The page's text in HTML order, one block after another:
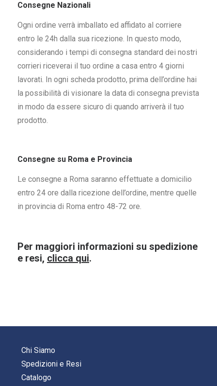
Consegne Nazionali
Ogni ordine verrà imballato ed affidato al corriere
entro le 24h dalla sua ricezione. In questo modo,
considerando i tempi di consegna standard dei nostri
corrieri riceverai il tuo ordine a casa entro 4 giorni
lavorati. In ogni scheda prodotto, prima dell’ordine hai
la possibilità di visionare la data di consegna prevista
in modo da essere sicuro di quando arriverà il tuo
prodotto.
Consegne su Roma e Provincia
Le consegne a Roma saranno effettuate a domicilio
entro 24 ore dalla ricezione dell’ordine, mentre quelle
in provincia di Roma entro 48-72 ore.
Per maggiori informazioni su spedizione
e resi, clicca qui.
Chi Siamo
Spedizioni e Resi
Catalogo